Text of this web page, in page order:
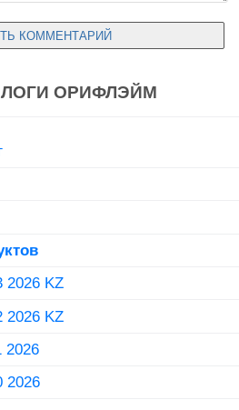
ОРИФЛЭЙМ
2026 KZ
2026 KZ
2026
2026